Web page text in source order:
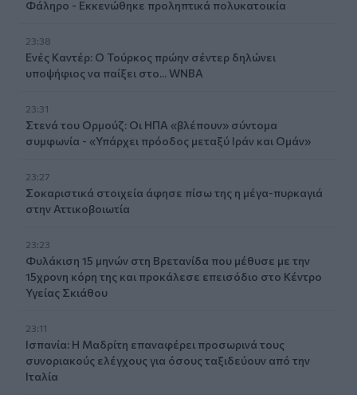
Φάληρο - Εκκενώθηκε προληπτικά πολυκατοικία
23:38
Ενές Καντέρ: Ο Τούρκος πρώην σέντερ δηλώνει
υποψήφιος να παίξει στο... WNBA
23:31
Στενά του Ορμούζ: Οι ΗΠΑ «βλέπουν» σύντομα
συμφωνία - «Υπάρχει πρόοδος μεταξύ Ιράν και Ομάν»
23:27
Σοκαριστικά στοιχεία άφησε πίσω της η μέγα-πυρκαγιά
στην Αττικοβοιωτία
23:23
Φυλάκιση 15 μηνών στη Βρετανίδα που μέθυσε με την
15χρονη κόρη της και προκάλεσε επεισόδιο στο Κέντρο
Υγείας Σκιάθου
23:11
Ισπανία: Η Μαδρίτη επαναφέρει προσωρινά τους
συνοριακούς ελέγχους για όσους ταξιδεύουν από την
Ιταλία